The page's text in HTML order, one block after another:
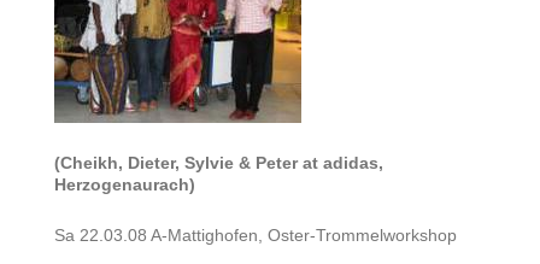
(Cheikh, Dieter, Sylvie & Peter at adidas,
Herzogenaurach)
Sa 22.03.08 A-Mattighofen, Oster-Trommelworkshop